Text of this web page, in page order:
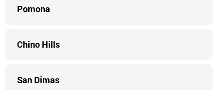
Pomona
Chino Hills
San Dimas